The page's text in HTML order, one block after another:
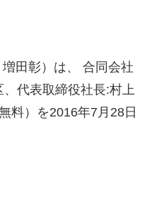
田彰）は、 合同会社
代表取締役社長:村上
料）を2016年7月28日